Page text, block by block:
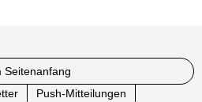
Seitenanfang
Push-Mitteilungen